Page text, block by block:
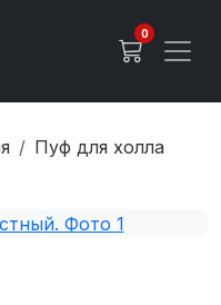
0
Пуф для холла